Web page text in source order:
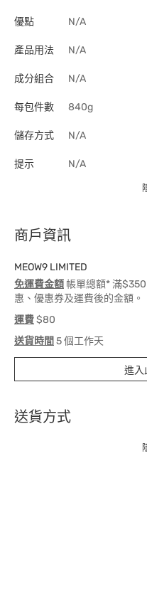
優點 N/A
產品用法 N/A
成分組合 N/A
每包件數 840g
儲存方式 N/A
提示 N/A
商戶資訊
MEOW9 LIMITED
免運費金額 帳單總額* 滿
惠、優惠券及運費後的金額。
運費$80
送貨時間 5 個工作天
進入
送貨方式
1. 送貨到府（受衛生署條例規管產